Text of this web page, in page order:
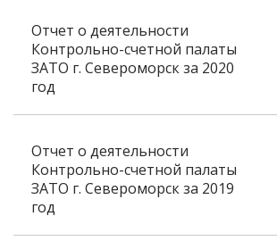
Отчет о деятельности
Контрольно-счетной палаты
ЗАТО г. Североморск за 2020
год
Отчет о деятельности
Контрольно-счетной палаты
ЗАТО г. Североморск за 2019
год